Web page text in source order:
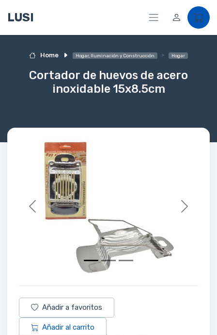
LUSI
Home Hogar, Iluminación y Construcción Hogar
Cortador de huevos de acero
inoxidable 15x8.5cm
Previous Next
Añadir a favoritos
Añadir al carrito